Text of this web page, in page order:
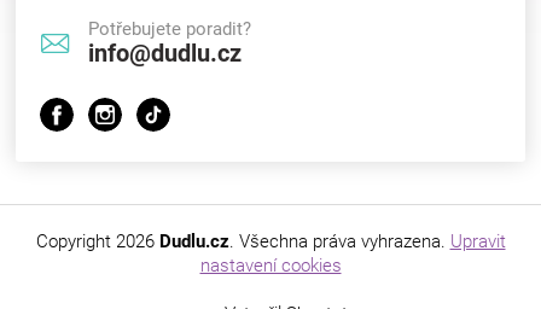
Potřebujete poradit?
info@dudlu.cz
Copyright 2026 Dudlu.cz. Všechna práva vyhrazena. Upravit
nastavení cookies